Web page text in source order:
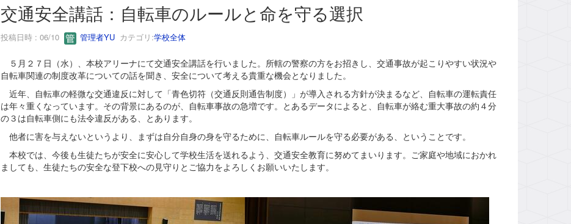
交通安全講話：自転車のルールと命を守る選択
投稿日時 : 06/10 管理者YUカテゴリ:学校全体
５月２７日（水）、本校アリーナにて交通安全講話を行いました。所轄の警察の方をお招きし、交通事故が起こりやすい状況や
自転車関連の制度改革についての話を聞き、安全について考える貴重な機会となりました。
近年、自転車の軽微な交通違反に対して「青色切符（交通反則通告制度）」が導入される方針が決まるなど、自転車の運転責任
は年々重くなっています。その背景にあるのが、自転車事故の急増です。とあるデータによると、自転車が絡む重大事故の約４分
の３は自転車側にも法令違反がある、とあります。
他者に害を与えないというより、まずは自分自身の身を守るために、自転車ルールを守る必要がある、ということです。
本校では、今後も生徒たちが安全に安心して学校生活を送れるよう、交通安全教育に努めてまいります。ご家庭や地域におかれ
ましても、生徒たちの安全な登下校への見守りとご協力をよろしくお願いいたします。